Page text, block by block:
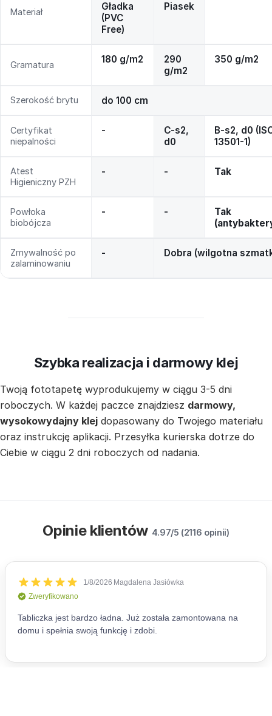
Materiał
Gładka
(PVC
Free)
Piasek
Gramatura 180 g/m2
290
g/m2
350 g/m2
Szerokość brytu do 100 cm
Certyfikat
niepalności
-
C-s2,
d0
B-s2, d0
13501-1)
Atest
Higieniczny PZH
- - Tak
Powłoka
biobójcza
- -
Tak
Zmywalność po
zalaminowaniu
- Dobra (wilgotna
Szybka realizacja i darmowy klej
Twoją fototapetę wyprodukujemy w ciągu 3-5 dni
roboczych. W każdej paczce znajdziesz darmowy,
wysokowydajny klej dopasowany do Twojego materiału
oraz instrukcję aplikacji. Przesyłka kurierska dotrze do
Ciebie w ciągu 2 dni roboczych od nadania.
Opinie klientów 4.97/5 (2116 opinii)